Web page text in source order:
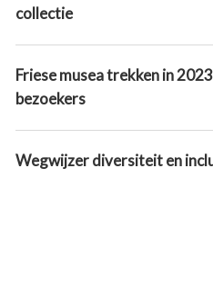
collectie
Friese musea trekken in
bezoekers
Wegwijzer diversiteit en